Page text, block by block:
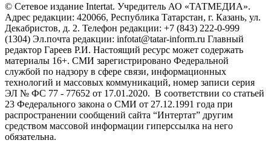
© Сетевое издание Intertat. Учредитель АО «ТАТМЕДИА».
Адрес редакции: 420066, Республика Татарстан, г. Казань, ул.
Декабристов, д. 2. Телефон редакции: +7 (843) 222-0-999
(1304) Эл.почта редакции: infotat@tatar-inform.ru Главный
редактор Гареев Р.И. Настоящий ресурс может содержать
материалы 16+. СМИ зарегистрировано Федеральной
службой по надзору в сфере связи, информационных
технологий и массовых коммуникаций, номер записи серия
ЭЛ № ФС 77 - 77652 от 17.01.2020. В соответствии со статьей
23 Федерального закона о СМИ от 27.12.1991 года при
распространении сообщений сайта “Интертат” другим
средством массовой информации гиперссылка на него
обязательна.